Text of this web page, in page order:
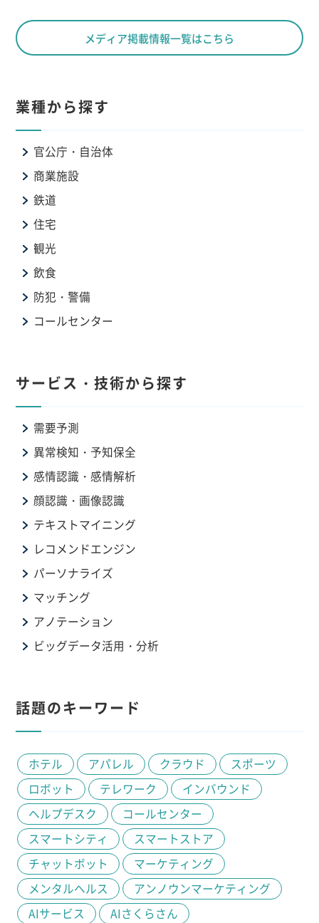
メディア掲載情報一覧はこちら
業種から探す
官公庁・自治体
商業施設
鉄道
住宅
観光
飲食
防犯・警備
コールセンター
サービス・技術から探す
需要予測
異常検知・予知保全
感情認識・感情解析
顔認識・画像認識
テキストマイニング
レコメンドエンジン
パーソナライズ
マッチング
アノテーション
ビッグデータ活用・分析
話題のキーワード
ホテル アパレル クラウド
スポーツ
ロボット
テレワーク
インバウンド
ヘルプデスク
コールセンター
スマートシティ
スマートストア
チャットボット
マーケティング
メンタルヘルス
アンノウンマーケティング
AIサービス
AIさくらさん